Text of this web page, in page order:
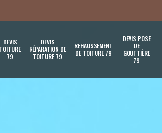
DEVIS
TOITURE
79
DEVIS
RÉPARATION DE
TOITURE 79
REHAUSSEMENT
DE TOITURE 79
DEVIS POSE
DE
GOUTTIÈRE
79